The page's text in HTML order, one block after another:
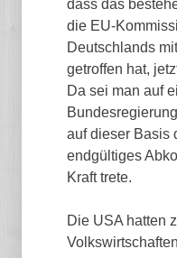
dass das
die EU-
Deutschlands
getroffen hat,
Da sei man auf
auf dieser Basis
endgültiges
Kraft trete.
Die USA hatten